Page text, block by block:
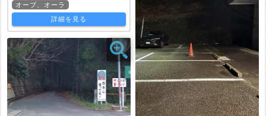
オーブ、オーラ
詳細を見る